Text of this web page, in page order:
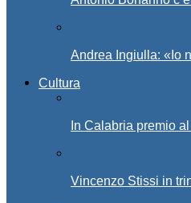
Andrea Ingiulla: «Io
Cultura
In Calabria premio
Vincenzo Stissi in